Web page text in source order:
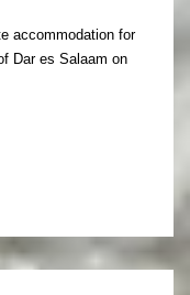
accommodation for
Dar es Salaam on